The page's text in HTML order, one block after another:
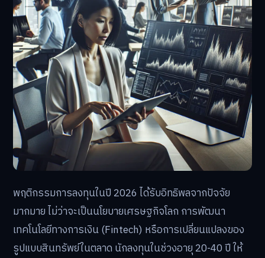
พฤติกรรมการลงทุนในปี 2026 ได้รับอิทธิพลจากปัจจัย
มากมาย ไม่ว่าจะเป็นนโยบายเศรษฐกิจโลก การพัฒนา
เทคโนโลยีทางการเงิน (Fintech) หรือการเปลี่ยนแปลงของ
รูปแบบสินทรัพย์ในตลาด นักลงทุนในช่วงอายุ 20-40 ปี ให้